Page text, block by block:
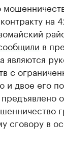
на
в
являются
с
и двое его
сговору в